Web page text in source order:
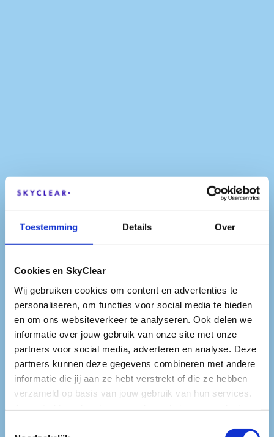
Toestemming Details Over
Cookies en SkyClear
Wij gebruiken cookies om content en advertenties te
personaliseren, om functies voor social media te bieden
en om ons websiteverkeer te analyseren. Ook delen we
informatie over jouw gebruik van onze site met onze
partners voor social media, adverteren en analyse. Deze
partners kunnen deze gegevens combineren met andere
informatie die jij aan ze hebt verstrekt of die ze hebben
verzameld op basis van jouw gebruik van hun services.